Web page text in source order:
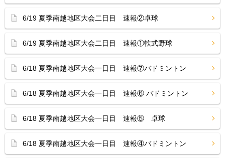
6/19 夏季南越地区大会二日目 速報②卓球
6/19 夏季南越地区大会二日目 速報①軟式野球
6/18 夏季南越地区大会一日目 速報⑦バドミントン
6/18 夏季南越地区大会一日目 速報⑥ バドミントン
6/18 夏季南越地区大会一日目 速報⑤ 卓球
6/18 夏季南越地区大会一日目 速報④バドミントン